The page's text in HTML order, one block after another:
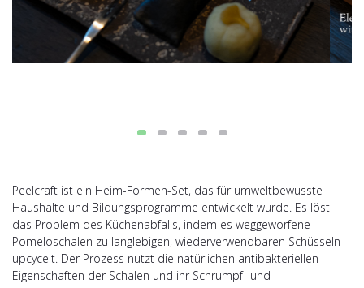
Peelcraft ist ein Heim-Formen-Set, das für umweltbewusste
Haushalte und Bildungsprogramme entwickelt wurde. Es löst
das Problem des Küchenabfalls, indem es weggeworfene
Pomeloschalen zu langlebigen, wiederverwendbaren Schüsseln
upcycelt. Der Prozess nutzt die natürlichen antibakteriellen
Eigenschaften der Schalen und ihr Schrumpf- und